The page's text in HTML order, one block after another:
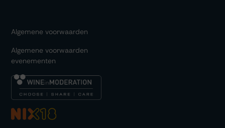
Algemene voorwaarden
Algemene voorwaarden
evenementen